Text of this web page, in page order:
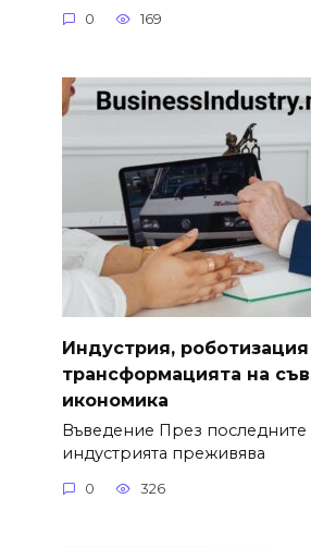
0 169
Индустрия,
трансформацията на
икономика
Въведение През последните
индустрията преживява
0 326